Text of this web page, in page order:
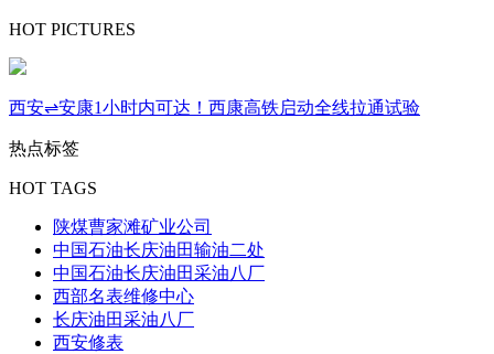
HOT PICTURES
西安⇌安康1小时内可达！西康高铁启动全线拉通试验
热点标签
HOT TAGS
陕煤曹家滩矿业公司
中国石油长庆油田输油二处
中国石油长庆油田采油八厂
西部名表维修中心
长庆油田采油八厂
西安修表